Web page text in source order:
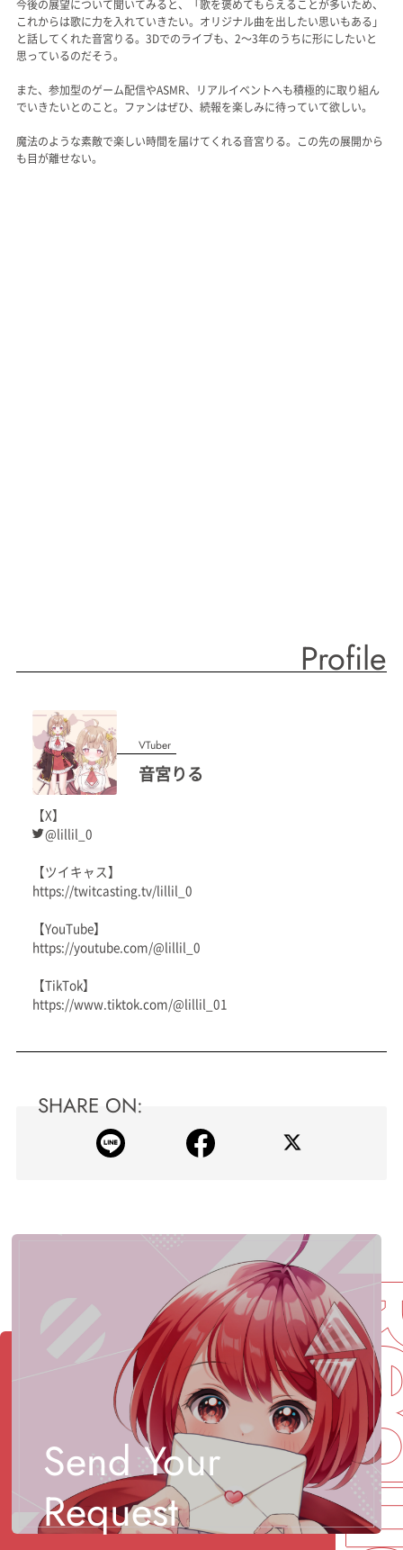
今後の展望について聞いてみると、「歌を褒めてもらえることが多いため、
これからは歌に力を入れていきたい。オリジナル曲を出したい思いもある」
と話してくれた音宮りる。3Dでのライブも、2～3年のうちに形にしたいと
思っているのだそう。
また、参加型のゲーム配信やASMR、リアルイベントへも積極的に取り組ん
でいきたいとのこと。ファンはぜひ、続報を楽しみに待っていて欲しい。
魔法のような素敵で楽しい時間を届けてくれる音宮りる。この先の展開から
も目が離せない。
Profile
VTuber
音宮りる
【X】
@lillil_0
【ツイキャス】
https://twitcasting.tv/lillil_0
【YouTube】
https://youtube.com/@lillil_0
【TikTok】
https://www.tiktok.com/@lillil_01
SHARE ON:
Send Your
Request